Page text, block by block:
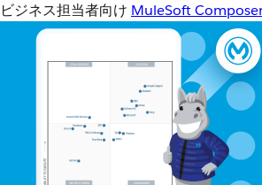
ビジネス担当者向け MuleSoft